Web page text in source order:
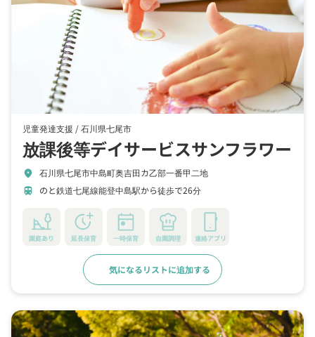
児童発達支援 /石川県七尾市
放課後等デイサービスサンフラワー
location_on 石川県七尾市中島町奥吉田カ乙部一番甲二地
train のと鉄道七尾線能登中島駅から徒歩で26分
園庭あり 延長保育 一時保育 自園調理 連絡アプリ
気になるリストに追加する